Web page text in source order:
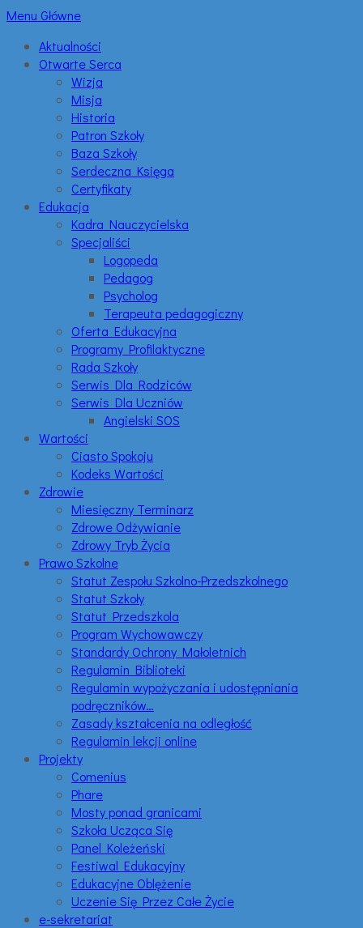
Menu Główne
Aktualności
Otwarte Serca
Wizja
Misja
Historia
Patron Szkoły
Baza Szkoły
Serdeczna Księga
Certyfikaty
Edukacja
Kadra Nauczycielska
Specjaliści
Logopeda
Pedagog
Psycholog
Terapeuta pedagogiczny
Oferta Edukacyjna
Programy Profilaktyczne
Rada Szkoły
Serwis Dla Rodziców
Serwis Dla Uczniów
Angielski SOS
Wartości
Ciasto Spokoju
Kodeks Wartości
Zdrowie
Miesięczny Terminarz
Zdrowe Odżywianie
Zdrowy Tryb Życia
Prawo Szkolne
Statut Zespołu Szkolno-Przedszkolnego
Statut Szkoły
Statut Przedszkola
Program Wychowawczy
Standardy Ochrony Małoletnich
Regulamin Biblioteki
Regulamin wypożyczania i udostępniania
podręczników…
Zasady kształcenia na odległość
Regulamin lekcji online
Projekty
Comenius
Phare
Mosty ponad granicami
Szkoła Ucząca Się
Panel Koleżeński
Festiwal Edukacyjny
Edukacyjne Oblężenie
Uczenie Się Przez Całe Życie
e-sekretariat